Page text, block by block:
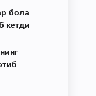
бола
кетди